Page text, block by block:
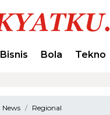
Bisnis Bola Tekno
News Regional